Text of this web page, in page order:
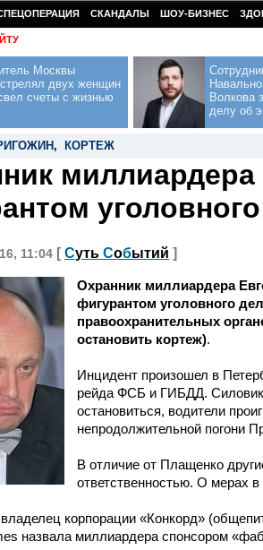
СКАНДАЛЫ ШОУ-БИЗНЕС
Москвы
двух женщин
счеты с жизнью
Волкова
делу об
, КОРТЕЖ
миллиардера
11:04 [ Суть Событий ]
Охранник миллиардера
фигурантом уголовного
правоохранительных
остановить кортеж).
Инцидент произошел в
рейда ФСБ и ГИБДД.
остановиться, водители
непродолжительной погони
В отличие от Плащенко
ответственностью. О мерах
корпорации «Конкорд»
назвала миллиардера спонсором